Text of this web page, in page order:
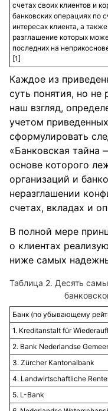
счетах своих клиентов и
банковских операциях по
интересах клиента, а
разглашение которых
последних на
[1]
Каждое из
суть понятия, но не
наш взгляд,
учетом
сформулировать
«Банковская
основе которого
организаций и
неразглашении
счетах, вкладах и
В полной мере
о клиентах
ниже самых
Таблица 2. Десять
Банк (по убывающему
1. Kreditanstalt für
2. Bank Nederlandse
3. Zürcher Kantonalbank
4. Landwirtschaftliche
5. L-Bank